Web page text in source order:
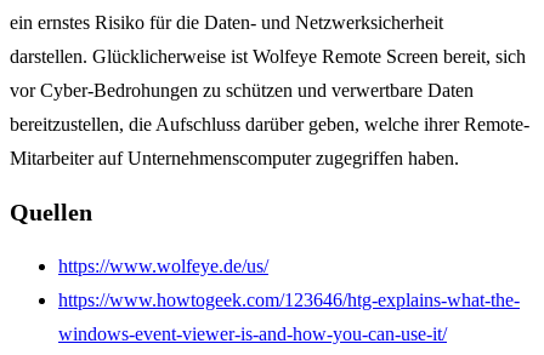
ein ernstes Risiko für die Daten- und Netzwerksicherheit
darstellen. Glücklicherweise ist Wolfeye Remote Screen bereit, sich
vor Cyber-Bedrohungen zu schützen und verwertbare Daten
bereitzustellen, die Aufschluss darüber geben, welche ihrer Remote-
Mitarbeiter auf Unternehmenscomputer zugegriffen haben.
Quellen
https://www.wolfeye.de/us/
https://www.howtogeek.com/123646/htg-explains-what-the-
windows-event-viewer-is-and-how-you-can-use-it/